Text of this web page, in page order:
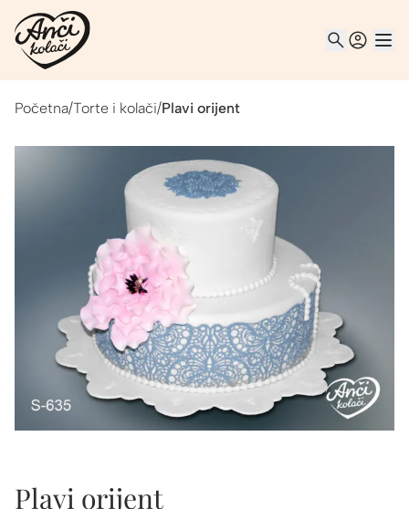
Početna/Torte i kolači/Plavi orijent
Plavi orijent